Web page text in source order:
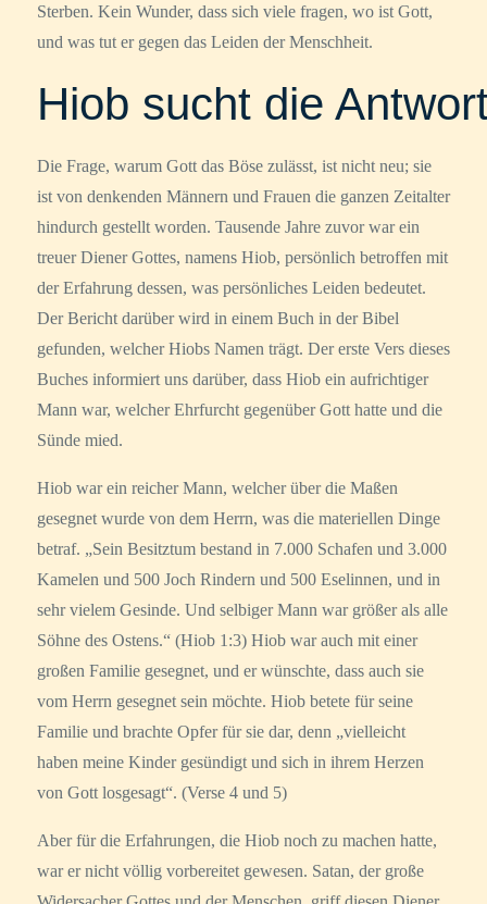
Sterben. Kein Wunder, dass sich viele fragen, wo ist Gott,
und was tut er gegen das Leiden der Menschheit.
Hiob sucht die
Die Frage, warum Gott das Böse zulässt, ist nicht neu; sie
ist von denkenden Männern und Frauen die ganzen Zeitalter
hindurch gestellt worden. Tausende Jahre zuvor war ein
treuer Diener Gottes, namens Hiob, persönlich betroffen mit
der Erfahrung dessen, was persönliches Leiden bedeutet.
Der Bericht darüber wird in einem Buch in der Bibel
gefunden, welcher Hiobs Namen trägt. Der erste Vers dieses
Buches informiert uns darüber, dass Hiob ein aufrichtiger
Mann war, welcher Ehrfurcht gegenüber Gott hatte und die
Sünde mied.
Hiob war ein reicher Mann, welcher über die Maßen
gesegnet wurde von dem Herrn, was die materiellen Dinge
betraf. „Sein Besitztum bestand in 7.000 Schafen und 3.000
Kamelen und 500 Joch Rindern und 500 Eselinnen, und in
sehr vielem Gesinde. Und selbiger Mann war größer als alle
Söhne des Ostens.“ (Hiob 1:3) Hiob war auch mit einer
großen Familie gesegnet, und er wünschte, dass auch sie
vom Herrn gesegnet sein möchte. Hiob betete für seine
Familie und brachte Opfer für sie dar, denn „vielleicht
haben meine Kinder gesündigt und sich in ihrem Herzen
von Gott losgesagt“. (Verse 4 und 5)
Aber für die Erfahrungen, die Hiob noch zu machen hatte,
war er nicht völlig vorbereitet gewesen. Satan, der große